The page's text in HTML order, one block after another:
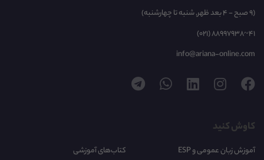
(9 صبح - 4 بعد ظهر, شنبه تا چهارشنبه)
(021) 88997938~41
info@ariana-online.com
کاوش کنید
آموزش زبان عمومی و ESP
کتاب‌های آموزشی